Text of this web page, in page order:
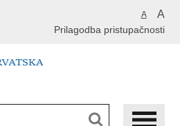
A A
Prilagodba pristupačnosti